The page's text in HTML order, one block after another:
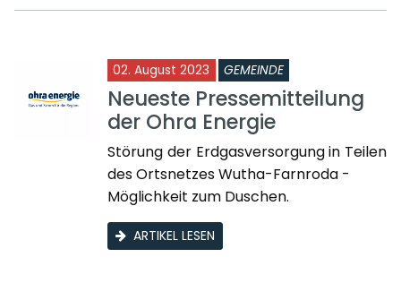
02. August 2023 GEMEINDE
Neueste Pressemitteilung
der Ohra Energie
Störung der Erdgasversorgung in Teilen
des Ortsnetzes Wutha-Farnroda -
Möglichkeit zum Duschen.
ARTIKEL LESEN